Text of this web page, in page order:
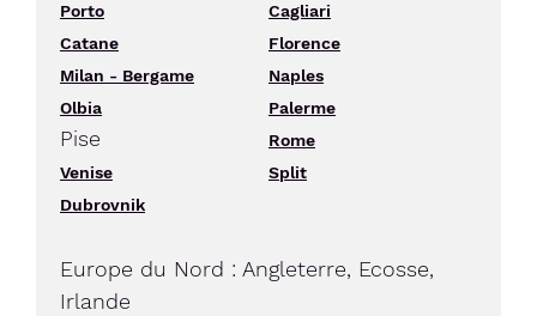
Porto
Cagliari
Catane
Florence
Milan - Bergame
Naples
Olbia
Palerme
Pise
Rome
Venise
Split
Dubrovnik
Europe du Nord : Angleterre, Ecosse,
Irlande